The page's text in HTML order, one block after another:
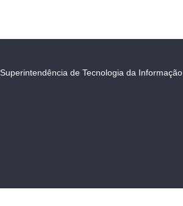
Superintendência de Tecnologia da Informação